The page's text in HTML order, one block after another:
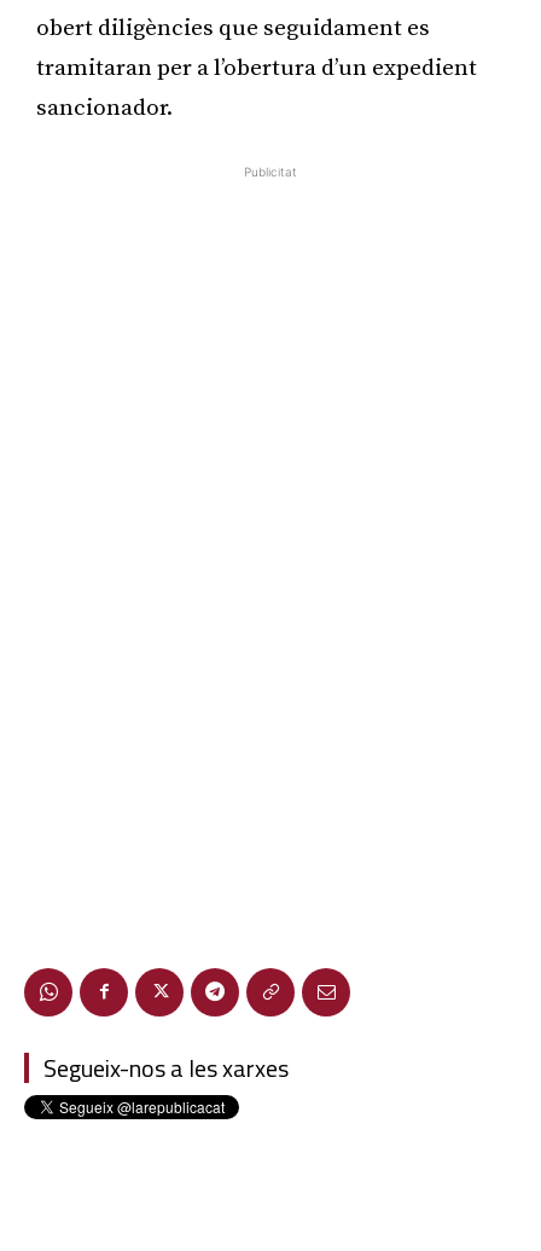
obert diligències que seguidament es
tramitaran per a l’obertura d’un expedient
sancionador.
Publicitat
Segueix-nos a les xarxes